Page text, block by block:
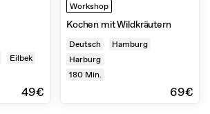
Eilbek
49€
Workshop
Kochen mit Wildkräutern
Deutsch
Hamburg
Harburg
180 Min.
69€